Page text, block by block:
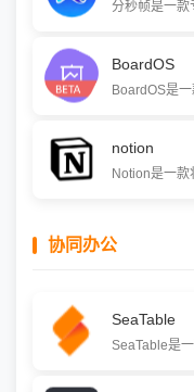
BoardOS
notion
协同办公
SeaTable